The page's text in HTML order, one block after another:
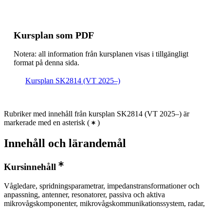
Kursplan som PDF
Notera: all information från kursplanen visas i tillgängligt
format på denna sida.
Kursplan SK2814 (VT 2025–)
Rubriker med innehåll från kursplan SK2814 (VT 2025–) är
markerade med en asterisk ( )
Innehåll och lärandemål
Kursinnehåll
Vågledare, spridningsparametrar, impedanstransformationer och
anpassning, antenner, resonatorer, passiva och aktiva
mikrovågskomponenter, mikrovågskommunikationssystem, radar,